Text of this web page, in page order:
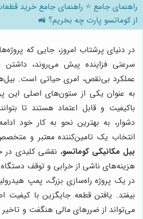
راهنمای جامع ⭐️ راهنمای جامع خرید
از کوماتسو پارت چه بخریم؟ 🚜
در دنیای پرشتاب امروز، جایی که
سرعتی فزاینده پیش می‌روند، داشتن
عملکرد بی‌نقص، امری حیاتی است.
به عنوان یکی از ستون‌های اصلی این
باکیفیت و قابل اعتماد هستند تا
دشوار، به بهترین نحو به کار خود
انتخاب یک تامین‌کننده معتبر و
بیل مکانیکی کوماتسو، نقشی کلیدی
هزینه‌های ناشی از خرابی و توقف دستگاه
در یک پروژه راه‌سازی بزرگ، پمپ
بیفتد. یافتن قطعه جایگزین با
می‌تواند از ضررهای مالی هنگفت و تاخیر